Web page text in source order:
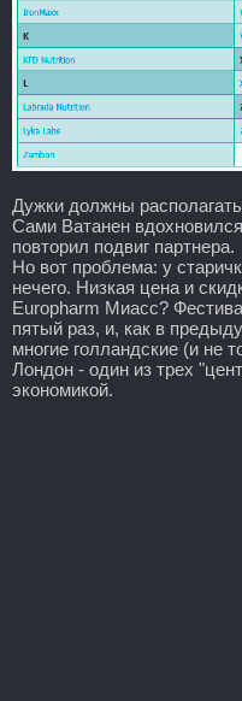
Дужки должны
Сами Ватанен
повторил подвиг партнера.
Но вот проблема: у
нечего. Низкая цена и
Europharm Миасс?
пятый раз, и, как в
многие голландские (и не
Лондон - один из трех
экономикой.